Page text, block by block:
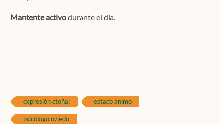
Mantente activodurante el día.
depresión otoñal estado ánimo
psicólogo oviedo